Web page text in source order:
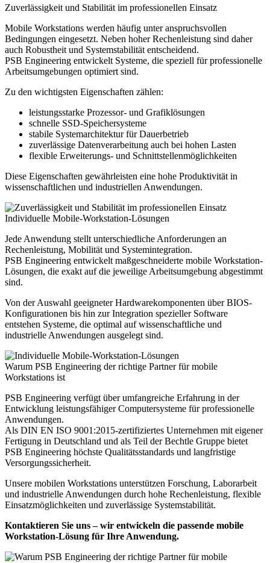
Zuverlässigkeit und Stabilität im professionellen Einsatz
Mobile Workstations werden häufig unter anspruchsvollen
Bedingungen eingesetzt. Neben hoher Rechenleistung sind daher
auch Robustheit und Systemstabilität entscheidend.
PSB Engineering entwickelt Systeme, die speziell für professionelle
Arbeitsumgebungen optimiert sind.
Zu den wichtigsten Eigenschaften zählen:
leistungsstarke Prozessor- und Grafiklösungen
schnelle SSD-Speichersysteme
stabile Systemarchitektur für Dauerbetrieb
zuverlässige Datenverarbeitung auch bei hohen Lasten
flexible Erweiterungs- und Schnittstellenmöglichkeiten
Diese Eigenschaften gewährleisten eine hohe Produktivität in
wissenschaftlichen und industriellen Anwendungen.
Individuelle Mobile-Workstation-Lösungen
Jede Anwendung stellt unterschiedliche Anforderungen an
Rechenleistung, Mobilität und Systemintegration.
PSB Engineering entwickelt maßgeschneiderte mobile Workstation-
Lösungen, die exakt auf die jeweilige Arbeitsumgebung abgestimmt
sind.
Von der Auswahl geeigneter Hardwarekomponenten über BIOS-
Konfigurationen bis hin zur Integration spezieller Software
entstehen Systeme, die optimal auf wissenschaftliche und
industrielle Anwendungen ausgelegt sind.
Warum PSB Engineering der richtige Partner für mobile
Workstations ist
PSB Engineering verfügt über umfangreiche Erfahrung in der
Entwicklung leistungsfähiger Computersysteme für professionelle
Anwendungen.
Als DIN EN ISO 9001:2015-zertifiziertes Unternehmen mit eigener
Fertigung in Deutschland und als Teil der Bechtle Gruppe bietet
PSB Engineering höchste Qualitätsstandards und langfristige
Versorgungssicherheit.
Unsere mobilen Workstations unterstützen Forschung, Laborarbeit
und industrielle Anwendungen durch hohe Rechenleistung, flexible
Einsatzmöglichkeiten und zuverlässige Systemstabilität.
Kontaktieren Sie uns – wir entwickeln die passende mobile
Workstation-Lösung für Ihre Anwendung.